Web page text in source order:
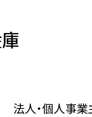
法人・個人事